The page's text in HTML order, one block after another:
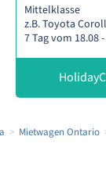
Mittelklasse
z.B. Toyota
7 Tag vom 18.08
Mietwagen Ontario